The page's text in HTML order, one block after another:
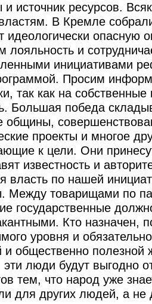
и источник ресурсов.
В Кремле
идеологически опасную
лояльность и
инициативами
Просим
так как на
Большая победа
общины,
проекты и многое
к цели. Они
известность и
власть по нашей
Между товарищами по
государственные
Кто назначен,
уровня и
и общественно полезной
люди будут выгодно
тем, что народ уже
для других людей, а не